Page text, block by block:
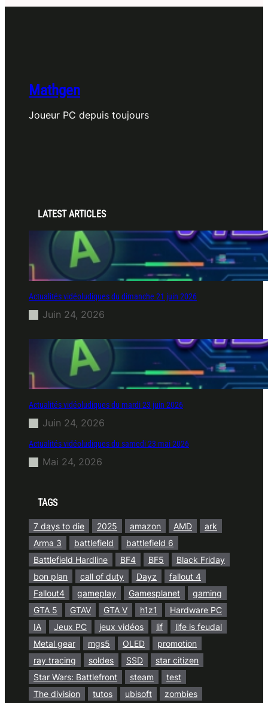
Mathgen
Joueur PC depuis toujours
LATEST ARTICLES
Actualités vidéoludiques du dimanche 21 juin 2026
Juin 24, 2026
Actualités vidéoludiques du mardi 23 juin 2026
Juin 24, 2026
Actualités vidéoludiques du samedi 23 mai 2026
Mai 24, 2026
TAGS
7 days to die 2025 amazon AMD
ark
Arma 3
battlefield
battlefield 6
Battlefield Hardline
BF4 BF5
Black Friday
bon plan
call of duty Dayz
fallout 4
Fallout4
gameplay Gamesplanet
gaming
GTA 5
GTAV GTA V h1z1
Hardware PC
IA
Jeux PC jeux vidéos lif
life is feudal
Metal gear
mgs5 OLED
promotion
ray tracing
soldes SSD
star citizen
Star Wars: Battlefront
steam
test
The division
tutos ubisoft zombies